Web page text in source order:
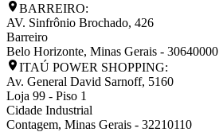
BARREIRO:
AV. Sinfrônio Brochado, 426
Barreiro
Belo Horizonte, Minas Gerais - 30640000
ITAÚ POWER SHOPPING:
Av. General David Sarnoff, 5160
Loja 99 - Piso 1
Cidade Industrial
Contagem, Minas Gerais - 32210110